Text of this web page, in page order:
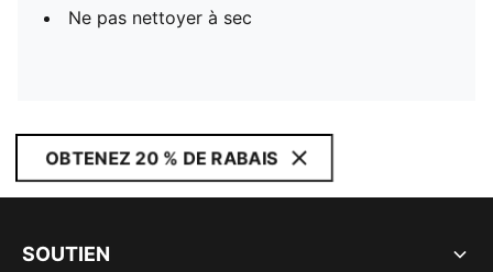
Ne pas nettoyer à sec
OBTENEZ 20 % DE RABAIS
SOUTIEN